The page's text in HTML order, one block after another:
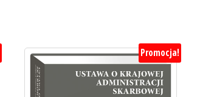
Promocja!